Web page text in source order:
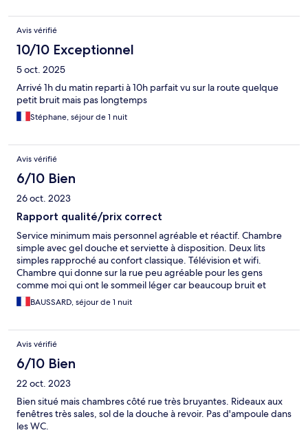
Avis vérifié
10/10 Exceptionnel
5 oct. 2025
Arrivé 1h du matin reparti à 10h parfait vu sur la route quelque
petit bruit mais pas longtemps
Stéphane, séjour de 1 nuit
Avis vérifié
6/10 Bien
26 oct. 2023
Rapport qualité/prix correct
Service minimum mais personnel agréable et réactif. Chambre
simple avec gel douche et serviette à disposition. Deux lits
simples rapproché au confort classique. Télévision et wifi.
Chambre qui donne sur la rue peu agréable pour les gens
comme moi qui ont le sommeil léger car beaucoup bruit et
travaux au bas de la fenêtre dès 7h du matin.
BAUSSARD, séjour de 1 nuit
Avis vérifié
6/10 Bien
22 oct. 2023
Bien situé mais chambres côté rue très bruyantes. Rideaux aux
fenêtres très sales, sol de la douche à revoir. Pas d'ampoule dans
les WC.